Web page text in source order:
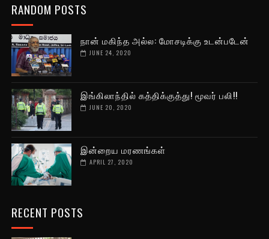
RANDOM POSTS
நான் மகிந்த அல்ல: மோசடிக்கு உடன்படேன்
JUNE 24, 2020
இங்கிலாந்தில் கத்திக்குத்து! மூவர் பலி!!
JUNE 20, 2020
இன்றைய மரணங்கள்
APRIL 27, 2020
RECENT POSTS